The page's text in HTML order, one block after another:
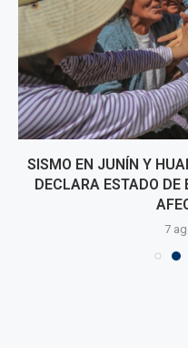
SISMO EN JUNÍN Y
DECLARA ESTADO DE
7